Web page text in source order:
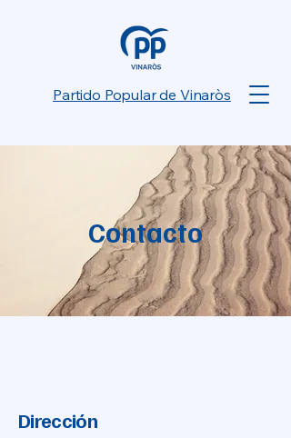
Partido Popular de Vinaròs
Contacto
Dirección